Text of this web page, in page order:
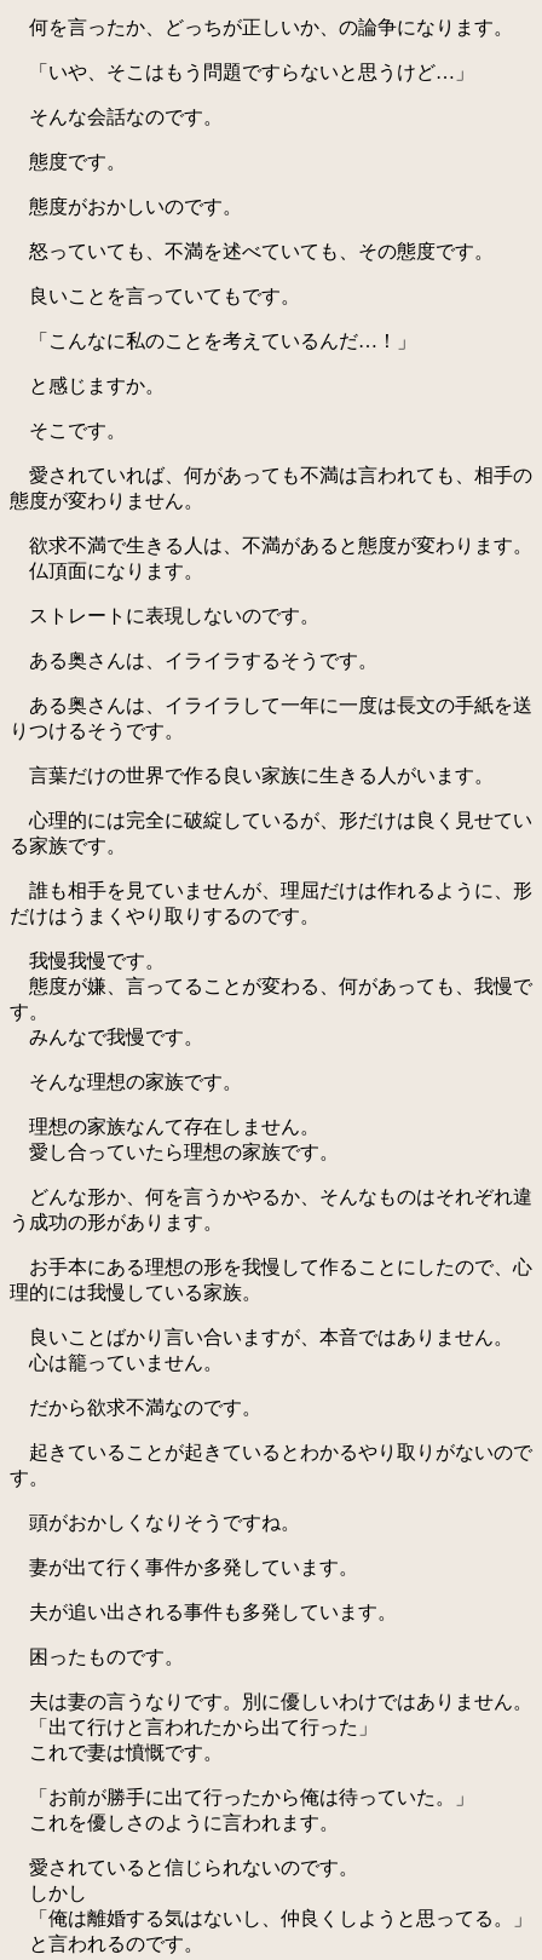
何を言ったか、どっちが正しいか、の論争になります。
「いや、そこはもう問題ですらないと思うけど…」
そんな会話なのです。
態度です。
態度がおかしいのです。
怒っていても、不満を述べていても、その態度です。
良いことを言っていてもです。
「こんなに私のことを考えているんだ…！」
と感じますか。
そこです。
愛されていれば、何があっても不満は言われても、相手の
態度が変わりません。
欲求不満で生きる人は、不満があると態度が変わります。
仏頂面になります。
ストレートに表現しないのです。
ある奥さんは、イライラするそうです。
ある奥さんは、イライラして一年に一度は長文の手紙を送
りつけるそうです。
言葉だけの世界で作る良い家族に生きる人がいます。
心理的には完全に破綻しているが、形だけは良く見せてい
る家族です。
誰も相手を見ていませんが、理屈だけは作れるように、形
だけはうまくやり取りするのです。
我慢我慢です。
態度が嫌、言ってることが変わる、何があっても、我慢で
す。
みんなで我慢です。
そんな理想の家族です。
理想の家族なんて存在しません。
愛し合っていたら理想の家族です。
どんな形か、何を言うかやるか、そんなものはそれぞれ違
う成功の形があります。
お手本にある理想の形を我慢して作ることにしたので、心
理的には我慢している家族。
良いことばかり言い合いますが、本音ではありません。
心は籠っていません。
だから欲求不満なのです。
起きていることが起きているとわかるやり取りがないので
す。
頭がおかしくなりそうですね。
妻が出て行く事件か多発しています。
夫が追い出される事件も多発しています。
困ったものです。
夫は妻の言うなりです。別に優しいわけではありません。
「出て行けと言われたから出て行った」
これで妻は憤慨です。
「お前が勝手に出て行ったから俺は待っていた。」
これを優しさのように言われます。
愛されていると信じられないのです。
しかし
「俺は離婚する気はないし、仲良くしようと思ってる。」
と言われるのです。